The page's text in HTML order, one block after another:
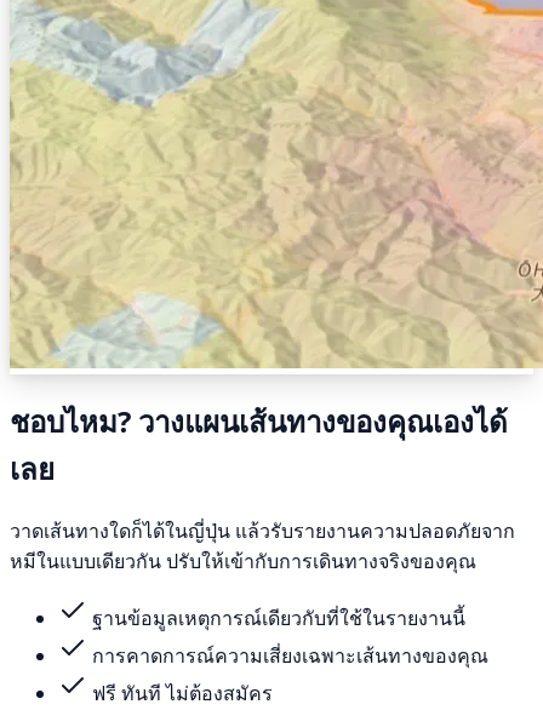
ชอบไหม? วางแผนเส้นทางของคุณเองได้
เลย
วาดเส้นทางใดก็ได้ในญี่ปุ่น แล้วรับรายงานความปลอดภัยจาก
หมีในแบบเดียวกัน ปรับให้เข้ากับการเดินทางจริงของคุณ
ฐานข้อมูลเหตุการณ์เดียวกับที่ใช้ในรายงานนี้
การคาดการณ์ความเสี่ยงเฉพาะเส้นทางของคุณ
ฟรี ทันที ไม่ต้องสมัคร